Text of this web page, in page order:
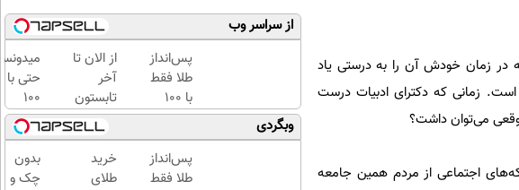
زمان خودش آن را به درستی یاد
زمانی که دکترای ادبیات درست
می‌توان داشت؟
اجتماعی از مردم همین جامعه
از سراسر وب
پس‌انداز
طلا فقط
با ۱۰۰
هزارتومان
(امن و
راحت)
از الان تا
آخر
تابستون
حداقل
12کیلو
چربی
میسوزونی
حتی با
۱۰۰
هم
میتونی
طلا
وبگردی
پس‌انداز
طلا فقط
خرید
طلای
بدون
چک و